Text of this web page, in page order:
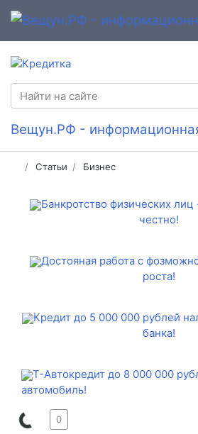
Вещун.РФ -
Статьи Бизнес
Банкротство физических лиц
честно!
Достояная работа с
роста!
Кредит до 5 000 000 рублей
банка!
Т-Автокредит до 8 000 000
автомобиль!
0